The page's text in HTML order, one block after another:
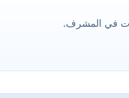
في المشرف.